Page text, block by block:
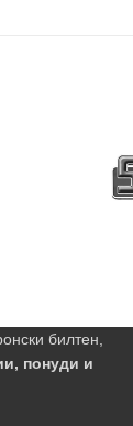
билтен,
понуди и